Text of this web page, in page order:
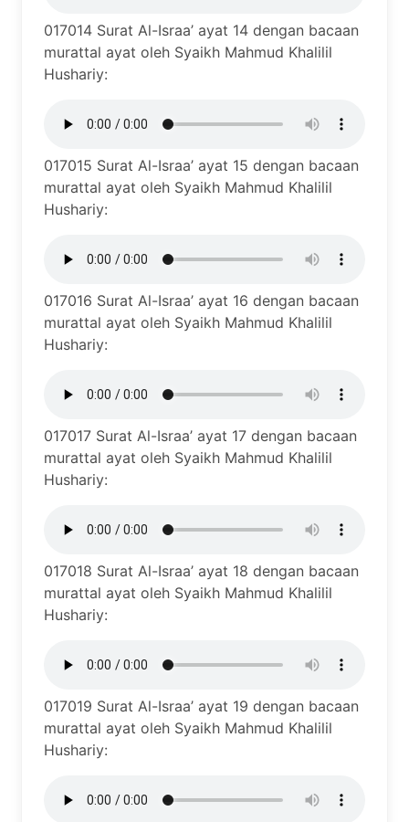
017014 Surat Al-Israa’ ayat 14 dengan bacaan
murattal ayat oleh Syaikh Mahmud Khalilil
Hushariy:
017015 Surat Al-Israa’ ayat 15 dengan bacaan
murattal ayat oleh Syaikh Mahmud Khalilil
Hushariy:
017016 Surat Al-Israa’ ayat 16 dengan bacaan
murattal ayat oleh Syaikh Mahmud Khalilil
Hushariy:
017017 Surat Al-Israa’ ayat 17 dengan bacaan
murattal ayat oleh Syaikh Mahmud Khalilil
Hushariy:
017018 Surat Al-Israa’ ayat 18 dengan bacaan
murattal ayat oleh Syaikh Mahmud Khalilil
Hushariy:
017019 Surat Al-Israa’ ayat 19 dengan bacaan
murattal ayat oleh Syaikh Mahmud Khalilil
Hushariy: